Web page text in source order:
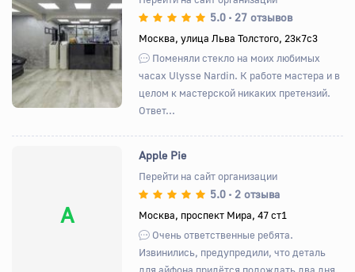
Назад Вперед
5.0 • 27 отзывов
Москва, улица Льва Толстого, 23к7с3
Поменяли стекло на моих любимых
часах Ulysse Nardin. К работе мастера и в
целом к мастерской никаких претензий.
Ответ...
A
Apple Pie
Перейти на сайт организации
5.0 • 2 отзыва
Москва, проспект Мира, 47 ст1
Очень ответственные ребята.
Извинились, предупредили, что деталь
для айфона придётся подождать два дня.